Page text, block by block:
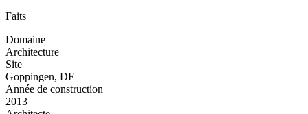
Faits
Domaine
Architecture
Site
Goppingen, DE
Année de construction
2013